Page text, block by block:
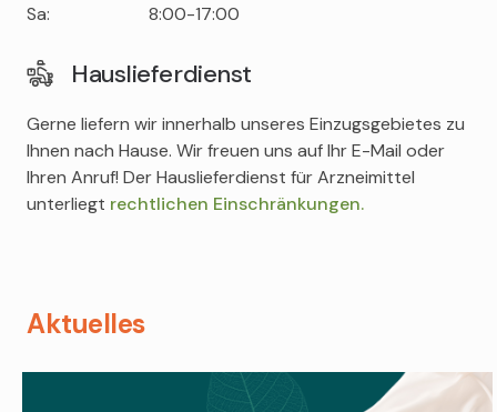
slot
Sa:
8:00-17:00
Hauslieferdienst
Gerne liefern wir innerhalb unseres Einzugsgebietes zu
Ihnen nach Hause. Wir freuen uns auf Ihr E-Mail oder
Ihren Anruf! Der Hauslieferdienst für Arzneimittel
unterliegt rechtlichen Einschränkungen.
Aktuelles